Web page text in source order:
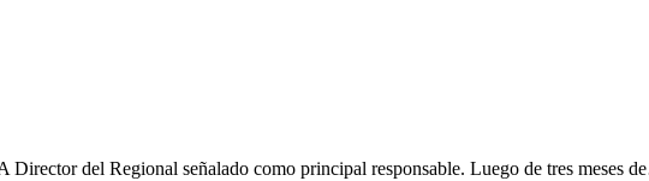
del Regional señalado como principal responsable. Luego de tres meses